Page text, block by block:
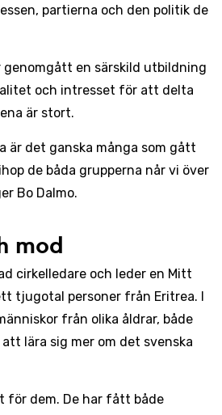
partierna och den politik de
genomgått en särskild utbildning
och intresset för att delta
är stort.
är det ganska många som gått
de båda grupperna når vi över
Bo Dalmo.
mod
cirkelledare och leder en Mitt
tjugotal personer från Eritrea. I
från olika åldrar, både
lära sig mer om det svenska
för dem. De har fått både